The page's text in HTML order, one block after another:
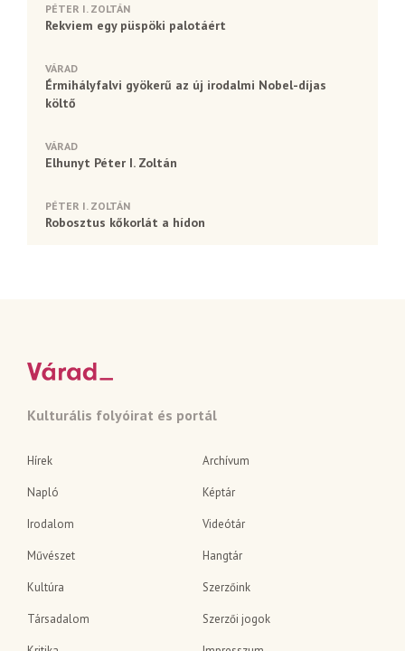
PÉTER I. ZOLTÁN
Rekviem egy püspöki palotáért
VÁRAD
Érmihályfalvi gyökerű az új irodalmi Nobel-díjas
költő
VÁRAD
Elhunyt Péter I. Zoltán
PÉTER I. ZOLTÁN
Robosztus kőkorlát a hídon
Kulturális folyóirat és portál
Hírek
Napló
Irodalom
Művészet
Kultúra
Társadalom
Archívum
Képtár
Videótár
Hangtár
Szerzőink
Szerzői jogok